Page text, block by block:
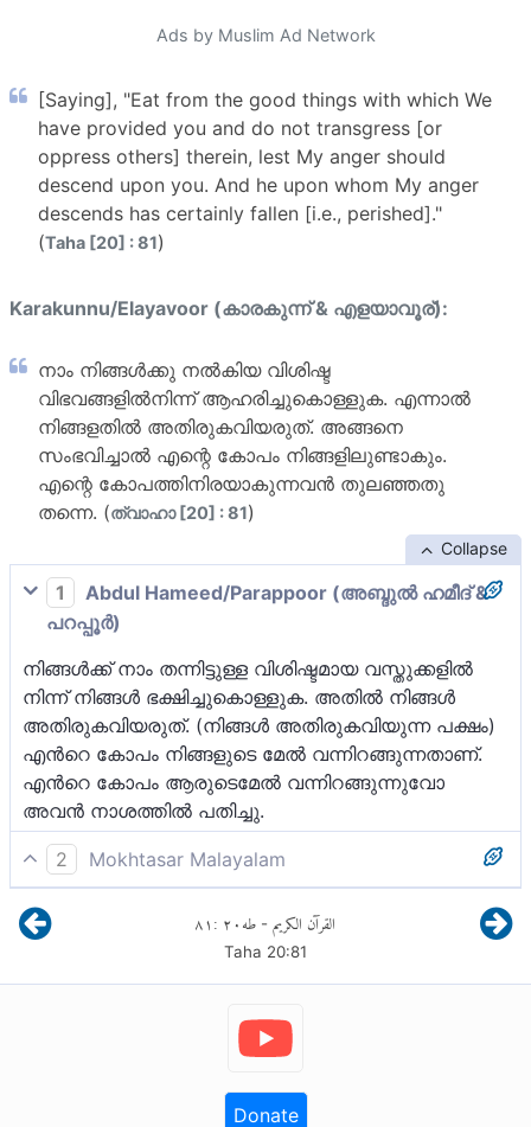
Ads by Muslim Ad Network
[Saying], "Eat from the good things with which We
have provided you and do not transgress [or
oppress others] therein, lest My anger should
descend upon you. And he upon whom My anger
descends has certainly fallen [i.e., perished]."
(Taha [20] : 81)
Karakunnu/Elayavoor (കാരകുന്ന് & എളയാവൂര്):
നാം നിങ്ങള്‍ക്കു നല്‍കിയ വിശിഷ്ട
വിഭവങ്ങളില്‍നിന്ന് ആഹരിച്ചുകൊള്ളുക. എന്നാല്‍
നിങ്ങളതില്‍ അതിരുകവിയരുത്. അങ്ങനെ
സംഭവിച്ചാല്‍ എന്റെ കോപം നിങ്ങളിലുണ്ടാകും.
എന്റെ കോപത്തിനിരയാകുന്നവന്‍ തുലഞ്ഞതു
തന്നെ. (ത്വാഹാ [20] : 81)
Collapse
1
Abdul Hameed/Parappoor (അബ്ദുല്‍ ഹമീദ് &
പറപ്പൂര്‍)
നിങ്ങള്‍ക്ക് നാം തന്നിട്ടുള്ള വിശിഷ്ടമായ വസ്തുക്കളില്‍
നിന്ന് നിങ്ങള്‍ ഭക്ഷിച്ചുകൊള്ളുക. അതില്‍ നിങ്ങള്‍
അതിരുകവിയരുത്‌. (നിങ്ങള്‍ അതിരുകവിയുന്ന പക്ഷം)
എന്‍റെ കോപം നിങ്ങളുടെ മേല്‍ വന്നിറങ്ങുന്നതാണ്‌.
എന്‍റെ കോപം ആരുടെമേല്‍ വന്നിറങ്ങുന്നുവോ
അവന്‍ നാശത്തില്‍ പതിച്ചു.
2
Mokhtasar Malayalam
നാം നിങ്ങൾക്ക് നൽകിയ അനുവദനീയമായ
ഭക്ഷണങ്ങളിൽ നിന്ന് രുചികരമായത് നിങ്ങൾ കഴിച്ചു
കൊള്ളുക. നാം അനുവദിച്ചു തന്നതിൽ നിന്ന്
അതിരുകടന്ന് നിഷിദ്ധമായതിലേക്ക് നിങ്ങൾ പോകരുത്.
അങ്ങനെ ചെയ്താൽ എൻ്റെ ശിക്ഷ നിങ്ങൾക്ക് മേൽ
ഇറങ്ങുന്നതാണ്. എൻ്റെ കോപം ആരുടെയെങ്കിലും
പരലോകത്തും ദൗർഭാഗ്യവാനായി തീരുകയും
القرآن الكريم - طه٢٠:٨١
Taha 20:81
Donate